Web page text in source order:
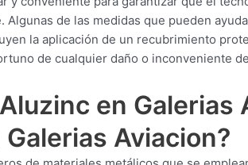
Algunas de las medidas que pueden
la aplicación de un recubrimiento
de cualquier daño o inconveniente
en Galerias
Aviacion?